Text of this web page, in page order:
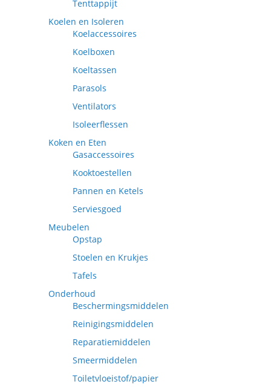
Tenttappijt
Koelen en Isoleren
Koelaccessoires
Koelboxen
Koeltassen
Parasols
Ventilators
Isoleerflessen
Koken en Eten
Gasaccessoires
Kooktoestellen
Pannen en Ketels
Serviesgoed
Meubelen
Opstap
Stoelen en Krukjes
Tafels
Onderhoud
Beschermingsmiddelen
Reinigingsmiddelen
Reparatiemiddelen
Smeermiddelen
Toiletvloeistof/papier